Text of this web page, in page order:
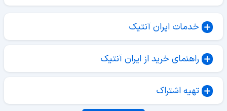
خدمات ایران آنتیک
راهنمای خرید از ایران آنتیک
تهیه اشتراک